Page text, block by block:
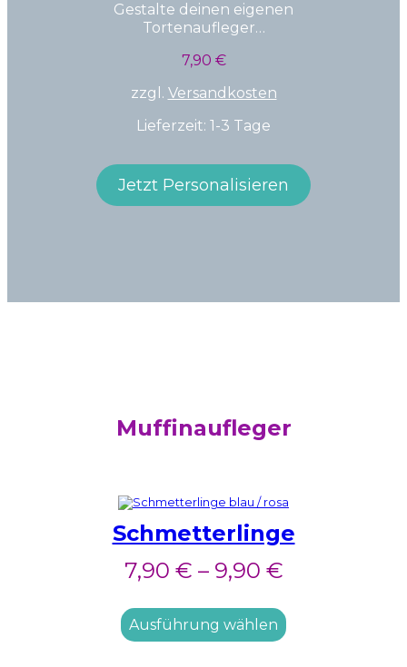
Gestalte deinen eigenen
Tortenaufleger…
7,90 €
zzgl. Versandkosten
Lieferzeit: 1-3 Tage
Jetzt Personalisieren
Muffinaufleger
Schmetterlinge
7,90 € – 9,90 €
Ausführung wählen